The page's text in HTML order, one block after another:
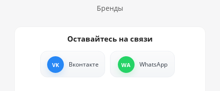
Бренды
Оставайтесь на связи
Вконтакте WhatsApp